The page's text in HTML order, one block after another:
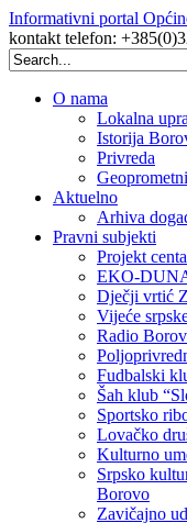
Informativni portal
kontakt telefon:
Search
for:
O nama
Lokalna
Istorija
Privreda
Aktuelno
Arhiva
Pravni subjekti
Projekt
EKO-
Dječji vrtić
Vijeće
Radio
Fudbalski
Šah klub
Sportsko
Lovačko
Kulturno
Srpsko
Borovo
Zavičajno